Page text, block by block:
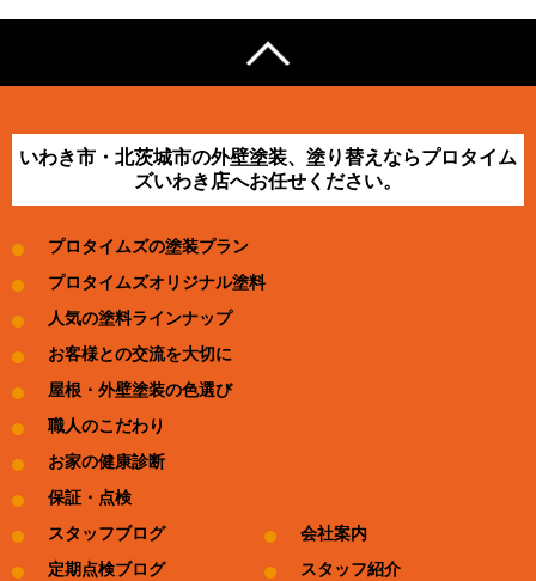
いわき市・北茨城市の外壁塗装、塗り替えならプロタイム
ズいわき店へお任せください。
プロタイムズの塗装プラン
プロタイムズオリジナル塗料
人気の塗料ラインナップ
お客様との交流を大切に
屋根・外壁塗装の色選び
職人のこだわり
お家の健康診断
保証・点検
スタッフブログ
定期点検ブログ
会社案内
スタッフ紹介